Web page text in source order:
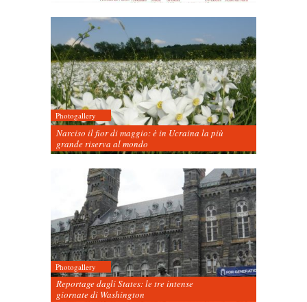
Photogallery
Narciso il fior di maggio: è in Ucraina la più
grande riserva al mondo
Photogallery
Reportage dagli States: le tre intense
giornate di Washington